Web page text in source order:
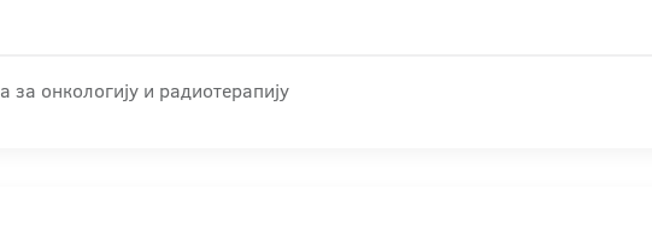
онкологију и радиотерапију